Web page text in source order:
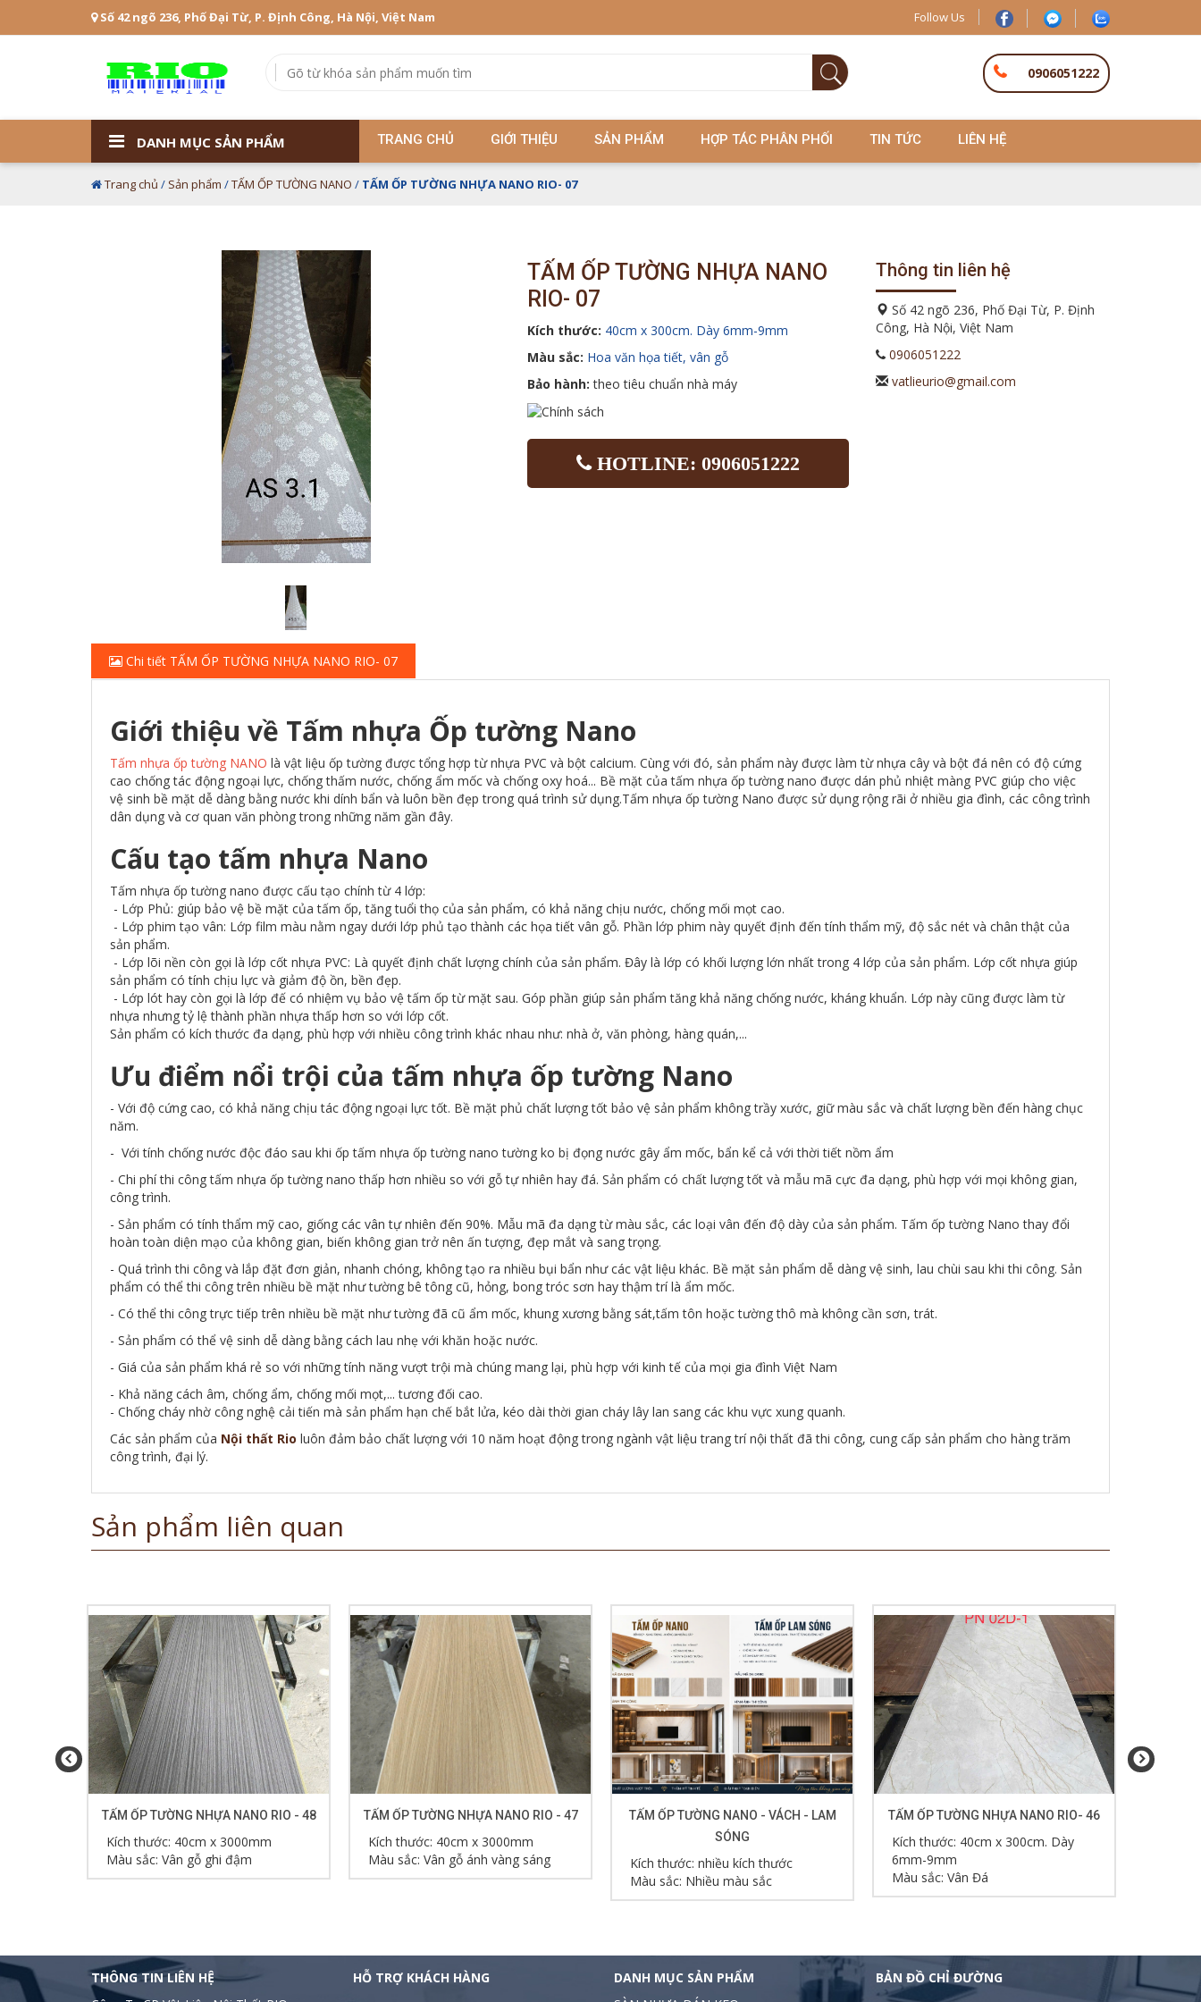
Số 42 ngõ 236, Phố Đại Từ, P. Định Công, Hà Nội, Việt Nam Follow Us
0906051222
DANH MỤC SẢN PHẨM TRANG CHỦ GIỚI THIỆU SẢN PHẨM HỢP TÁC PHÂN PHỐI TIN TỨC LIÊN HỆ
Trang chủ / Sản phẩm /TẤM ỐP TƯỜNG NANO / TẤM ỐP TƯỜNG NHỰA NANO RIO- 07
TẤM ỐP TƯỜNG NHỰA NANO
RIO- 07
Kích thước: 40cm x 300cm. Dày 6mm-9mm
Màu sắc: Hoa văn họa tiết, vân gỗ
Bảo hành:theo tiêu chuẩn nhà máy
HOTLINE: 0906051222
Thông tin liên hệ
Số 42 ngõ 236, Phố Đại Từ, P. Định
Công, Hà Nội, Việt Nam
0906051222
vatlieurio@gmail.com
Chi tiết TẤM ỐP TƯỜNG NHỰA NANO RIO- 07
Giới thiệu về Tấm nhựa Ốp tường Nano
Tấm nhựa ốp tường NANO là vật liệu ốp tường được tổng hợp từ nhựa PVC và bột calcium. Cùng với đó, sản phẩm này được làm từ nhựa cây và bột đá nên có độ cứng
cao chống tác động ngoại lực, chống thấm nước, chống ẩm mốc và chống oxy hoá... Bề mặt của tấm nhựa ốp tường nano được dán phủ nhiệt màng PVC giúp cho việc
vệ sinh bề mặt dễ dàng bằng nước khi dính bẩn và luôn bền đẹp trong quá trình sử dụng.Tấm nhựa ốp tường Nano được sử dụng rộng rãi ở nhiều gia đình, các công trình
dân dụng và cơ quan văn phòng trong những năm gần đây.
Cấu tạo tấm nhựa Nano
Tấm nhựa ốp tường nano được cấu tạo chính từ 4 lớp:
- Lớp Phủ: giúp bảo vệ bề mặt của tấm ốp, tăng tuổi thọ của sản phẩm, có khả năng chịu nước, chống mối mọt cao.
- Lớp phim tạo vân: Lớp film màu nằm ngay dưới lớp phủ tạo thành các họa tiết vân gỗ. Phần lớp phim này quyết định đến tính thẩm mỹ, độ sắc nét và chân thật của
sản phẩm.
- Lớp lõi nền còn gọi là lớp cốt nhựa PVC: Là quyết định chất lượng chính của sản phẩm. Đây là lớp có khối lượng lớn nhất trong 4 lớp của sản phẩm. Lớp cốt nhựa giúp
sản phẩm có tính chịu lực và giảm độ ồn, bền đẹp.
- Lớp lót hay còn gọi là lớp đế có nhiệm vụ bảo vệ tấm ốp từ mặt sau. Góp phần giúp sản phẩm tăng khả năng chống nước, kháng khuẩn. Lớp này cũng được làm từ
nhựa nhưng tỷ lệ thành phần nhựa thấp hơn so với lớp cốt.
Sản phẩm có kích thước đa dạng, phù hợp với nhiều công trình khác nhau như: nhà ở, văn phòng, hàng quán,...
Ưu điểm nổi trội của tấm nhựa ốp tường Nano
- Với độ cứng cao, có khả năng chịu tác động ngoại lực tốt. Bề mặt phủ chất lượng tốt bảo vệ sản phẩm không trầy xước, giữ màu sắc và chất lượng bền đến hàng chục
năm.
- Với tính chống nước độc đáo sau khi ốp tấm nhựa ốp tường nano tường ko bị đọng nước gây ẩm mốc, bẩn kể cả với thời tiết nồm ẩm
- Chi phí thi công tấm nhựa ốp tường nano thấp hơn nhiều so với gỗ tự nhiên hay đá. Sản phẩm có chất lượng tốt và mẫu mã cực đa dạng, phù hợp với mọi không gian,
công trình.
- Sản phẩm có tính thẩm mỹ cao, giống các vân tự nhiên đến 90%. Mẫu mã đa dạng từ màu sắc, các loại vân đến độ dày của sản phẩm. Tấm ốp tường Nano thay đổi
hoàn toàn diện mạo của không gian, biến không gian trở nên ấn tượng, đẹp mắt và sang trọng.
- Quá trình thi công và lắp đặt đơn giản, nhanh chóng, không tạo ra nhiều bụi bẩn như các vật liệu khác. Bề mặt sản phẩm dễ dàng vệ sinh, lau chùi sau khi thi công. Sản
phẩm có thể thi công trên nhiều bề mặt như tường bê tông cũ, hỏng, bong tróc sơn hay thậm trí là ẩm mốc.
- Có thể thi công trực tiếp trên nhiều bề mặt như tường đã cũ ẩm mốc, khung xương bằng sát,tấm tôn hoặc tường thô mà không cần sơn, trát.
- Sản phẩm có thể vệ sinh dễ dàng bằng cách lau nhẹ với khăn hoặc nước.
- Giá của sản phẩm khá rẻ so với những tính năng vượt trội mà chúng mang lại, phù hợp với kinh tế của mọi gia đình Việt Nam
- Khả năng cách âm, chống ẩm, chống mối mọt,... tương đối cao.
- Chống cháy nhờ công nghệ cải tiến mà sản phẩm hạn chế bắt lửa, kéo dài thời gian cháy lây lan sang các khu vực xung quanh.
Các sản phẩm của Nội thất Rio luôn đảm bảo chất lượng với 10 năm hoạt động trong ngành vật liệu trang trí nội thất đã thi công, cung cấp sản phẩm cho hàng trăm
công trình, đại lý.
Sản phẩm liên quan
TẤM ỐP TƯỜNG NHỰA NANO RIO - 48
Kích thước: 40cm x 3000mm
Màu sắc: Vân gỗ ghi đậm
TẤM ỐP TƯỜNG NHỰA NANO RIO - 47
Kích thước: 40cm x 3000mm
Màu sắc: Vân gỗ ánh vàng sáng
TẤM ỐP TƯỜNG NANO - VÁCH - LAM
SÓNG
Kích thước: nhiều kích thước
Màu sắc: Nhiều màu sắc
TẤM ỐP TƯỜNG NHỰA NANO RIO- 46
Kích thước: 40cm x 300cm. Dày
6mm-9mm
Màu sắc: Vân Đá
THÔNG TIN LIÊN HỆ
HỖ TRỢ KHÁCH HÀNG
DANH MỤC SẢN PHẨM
BẢN ĐỒ CHỈ ĐƯỜNG